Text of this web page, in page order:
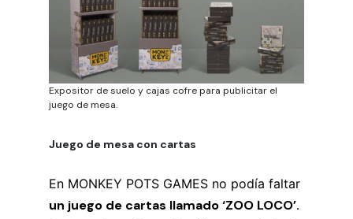
Expositor de suelo y cajas cofre para publicitar el
juego de mesa.
Juego de mesa con cartas
En MONKEY POTS GAMES no podía faltar
un juego de cartas llamado ‘ZOO LOCO’.